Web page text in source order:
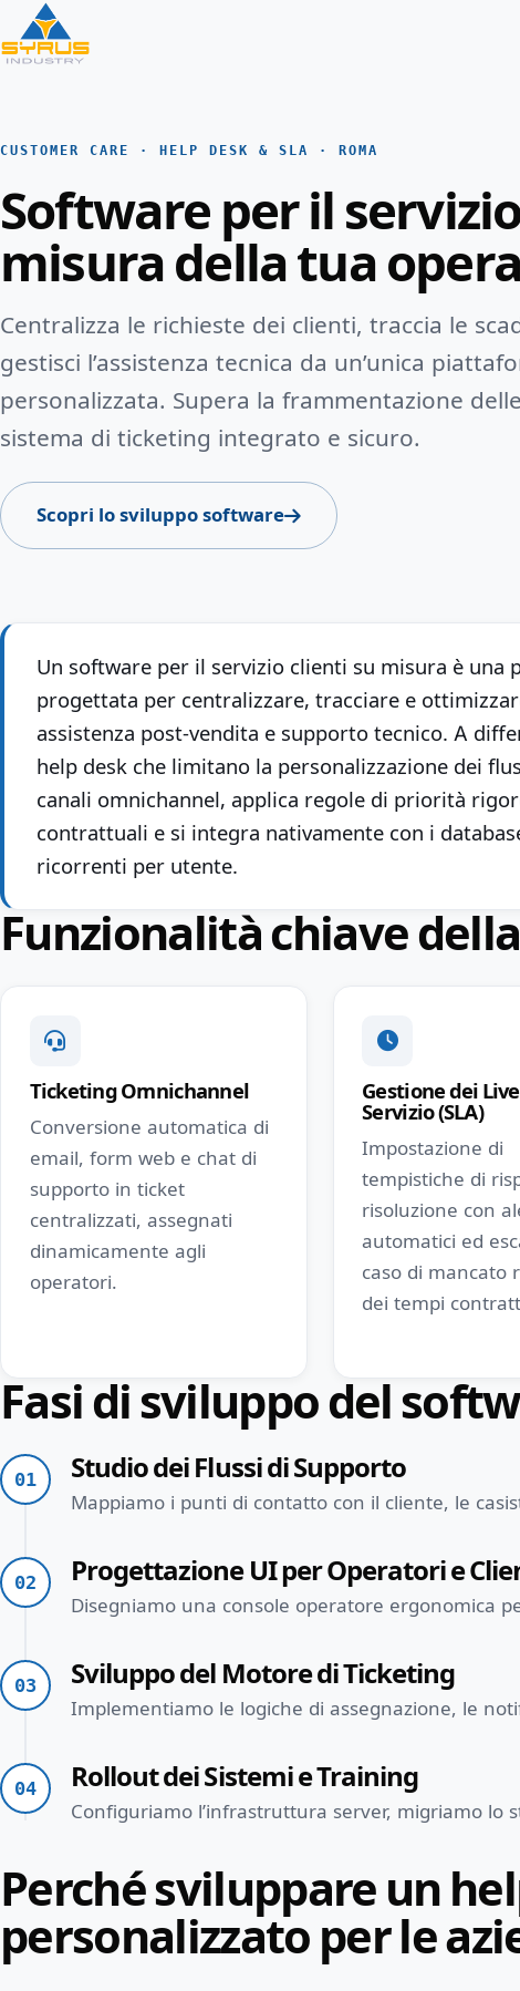
CUSTOMER CARE · HELP DESK & SLA · ROMA
Software per il
misura della tua
Centralizza le richieste dei clienti, traccia le
gestisci l’assistenza tecnica da un’unica
personalizzata. Supera la frammentazione
sistema di ticketing integrato e sicuro.
Scopri lo sviluppo software
Un software per il servizio clienti su misura è una
progettata per centralizzare, tracciare e
assistenza post-vendita e supporto tecnico. A
help desk che limitano la personalizzazione dei
canali omnichannel, applica regole di priorità
contrattuali e si integra nativamente con i
ricorrenti per utente.
Funzionalità chiave
Ticketing Omnichannel
Conversione automatica di
email, form web e chat di
supporto in ticket
centralizzati, assegnati
dinamicamente agli
operatori.
Gestione dei
Servizio (SLA)
Impostazione di
tempistiche di
risoluzione con
automatici ed
caso di mancato
dei tempi
Fasi di sviluppo del
01 Studio dei Flussi di Supporto
Mappiamo i punti di contatto con il cliente, le
02 Progettazione UI per Operatori e
Disegniamo una console operatore ergonomica
03 Sviluppo del Motore di Ticketing
Implementiamo le logiche di assegnazione, le
04 Rollout dei Sistemi e Training
Configuriamo l’infrastruttura server, migriamo lo
Perché sviluppare un
personalizzato per le